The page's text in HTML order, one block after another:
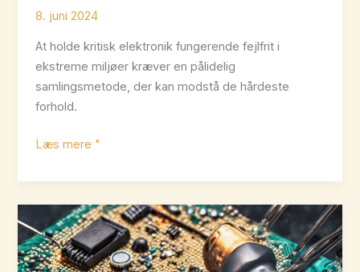
8. juni 2024
At holde kritisk elektronik fungerende fejlfrit i
ekstreme miljøer kræver en pålidelig
samlingsmetode, der kan modstå de hårdeste
forhold.
Pålidelig
med
gennemgående
huller
til
højtydende
Læs mere "